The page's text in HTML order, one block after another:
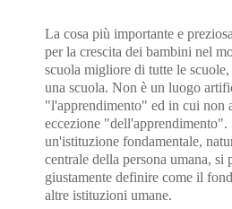
La cosa più importante e
per la crescita dei bambini nel
scuola migliore di tutte le
una scuola. Non è un luogo
"l'apprendimento" ed in cui non
eccezione "dell'apprendimento".
un'istituzione fondamentale,
centrale della persona umana, si
giustamente definire come il
altre istituzioni umane.